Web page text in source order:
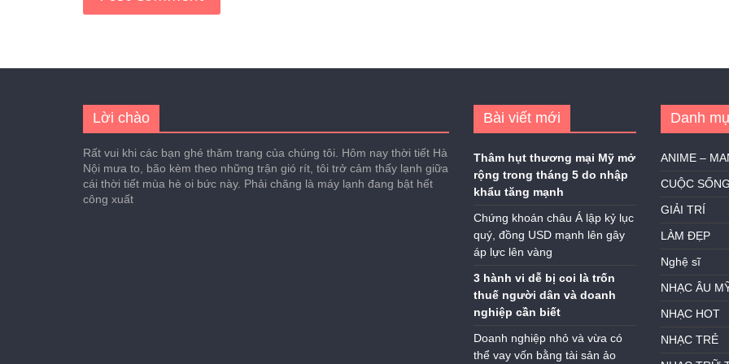
Lời chào
Rất vui khi các bạn ghé thăm trang của chúng tôi. Hôm nay thời tiết Hà
Nội mưa to, bão kèm theo những trận gió rít, tôi trở cảm thấy lạnh giữa
cái thời tiết mùa hè oi bức này. Phải chăng là máy lạnh đang bật hết
công xuất
Bài viết mới
Thâm hụt thương mại Mỹ mở
rộng trong tháng 5 do nhập
khẩu tăng mạnh
Chứng khoán châu Á lập kỷ lục
quý, đồng USD mạnh lên gây
áp lực lên vàng
3 hành vi dễ bị coi là trốn
thuế người dân và doanh
nghiệp cần biết
Doanh nghiệp nhỏ và vừa có
thể vay vốn bằng tài sản ảo
Danh
ANIME –
CUỘC SỐNG
GIẢI TRÍ
LÀM ĐẸP
Nghệ sĩ
NHẠC ÂU
NHẠC HOT
NHẠC TRẺ